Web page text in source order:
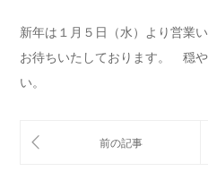
新年は１月５日（水）より営業
お待ちいたしております。 穏
い。